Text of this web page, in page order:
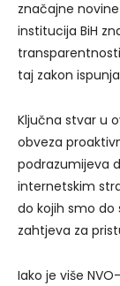
značajne
institucija BiH
taj zakon
Ključna stvar u
obveza
podrazumijeva
internetskim
do kojih smo
zahtjeva za
Iako je više